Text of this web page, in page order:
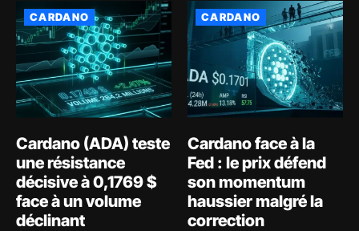
CARDANO
Cardano (ADA) teste
une résistance
décisive à 0,1769 $
face à un volume
déclinant
CARDANO
Cardano face à la
Fed : le prix défend
son momentum
haussier malgré la
correction